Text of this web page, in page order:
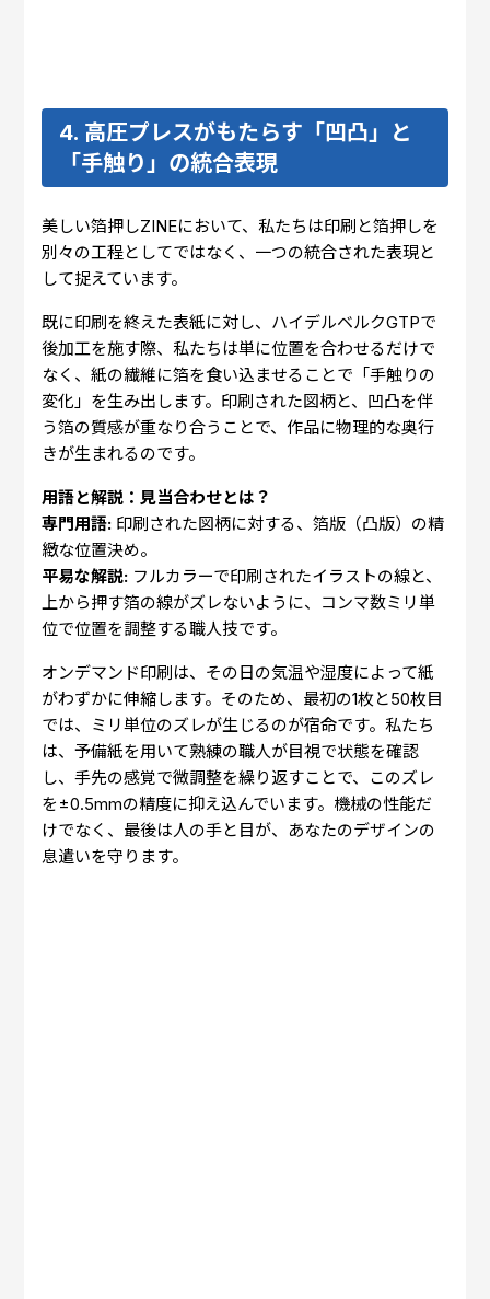
4. 高圧プレスがもたらす「凹凸」と
「手触り」の統合表現
美しい箔押しZINEにおいて、私たちは印刷と箔押しを
別々の工程としてではなく、一つの統合された表現と
して捉えています。
既に印刷を終えた表紙に対し、ハイデルベルクGTPで
後加工を施す際、私たちは単に位置を合わせるだけで
なく、紙の繊維に箔を食い込ませることで「手触りの
変化」を生み出します。印刷された図柄と、凹凸を伴
う箔の質感が重なり合うことで、作品に物理的な奥行
きが生まれるのです。
用語と解説：見当合わせとは？
専門用語: 印刷された図柄に対する、箔版（凸版）の精
緻な位置決め。
平易な解説: フルカラーで印刷されたイラストの線と、
上から押す箔の線がズレないように、コンマ数ミリ単
位で位置を調整する職人技です。
オンデマンド印刷は、その日の気温や湿度によって紙
がわずかに伸縮します。そのため、最初の1枚と50枚目
では、ミリ単位のズレが生じるのが宿命です。私たち
は、予備紙を用いて熟練の職人が目視で状態を確認
し、手先の感覚で微調整を繰り返すことで、このズレ
を±0.5mmの精度に抑え込んでいます。機械の性能だ
けでなく、最後は人の手と目が、あなたのデザインの
息遣いを守ります。